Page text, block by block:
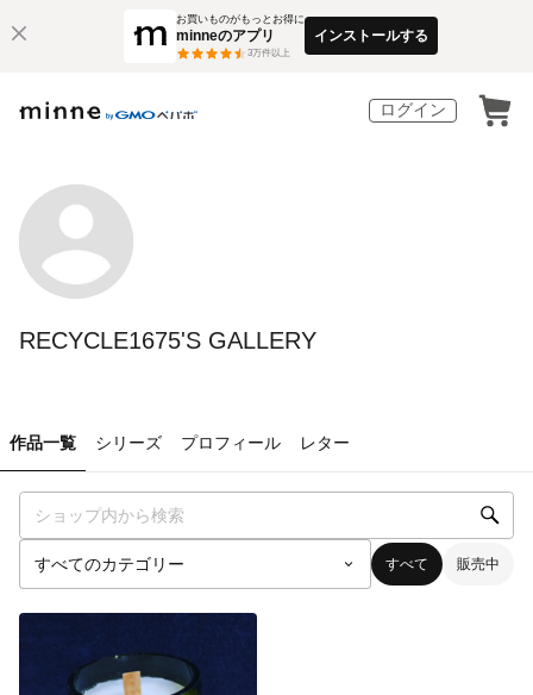
お買いものがもっとお得に
minneのアプリ
3万件以上
インストールする
ログイン
RECYCLE1675'S GALLERY
作品一覧 シリーズ プロフィール レター
すべて 販売中